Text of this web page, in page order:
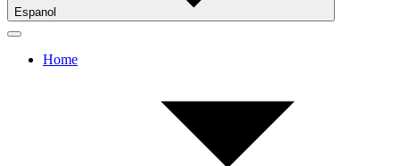
Espanol
Home